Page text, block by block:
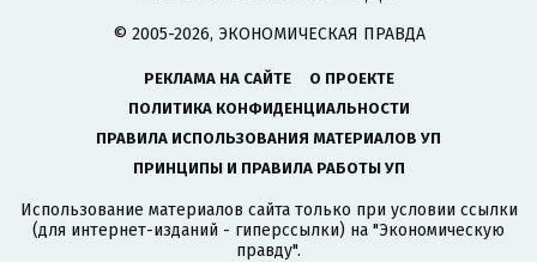
© 2005-2026, ЭКОНОМИЧЕСКАЯ ПРАВДА
РЕКЛАМА НА САЙТЕ
О ПРОЕКТЕ
ПОЛИТИКА КОНФИДЕНЦИАЛЬНОСТИ
ПРАВИЛА ИСПОЛЬЗОВАНИЯ МАТЕРИАЛОВ УП
ПРИНЦИПЫ И ПРАВИЛА РАБОТЫ УП
Использование материалов сайта только при условии ссылки
(для интернет-изданий - гиперссылки) на "Экономическую
правду".